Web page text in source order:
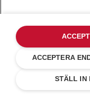
Contour silver
kr 1 119,20
kr
STÄLL IN
ACCEPTERA